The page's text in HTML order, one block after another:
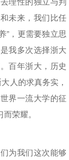
未来，我们比任
”，更需要独立思
我多次选择浙大
百年浙大，历史
人的求真务实，
界一流大学的征
荣耀。
为我们这次能够